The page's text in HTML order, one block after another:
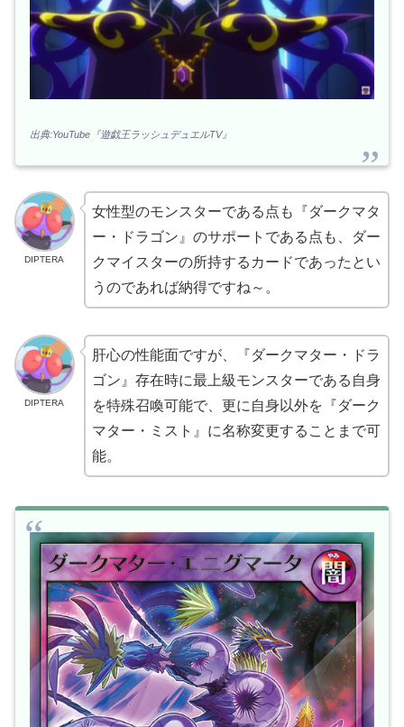
出典:YouTube『遊戯王ラッシュデュエルTV』
DIPTERA
女性型のモンスターである点も『ダークマタ
ー・ドラゴン』のサポートである点も、ダー
クマイスターの所持するカードであったとい
うのであれば納得ですね～。
DIPTERA
肝心の性能面ですが、『ダークマター・ドラ
ゴン』存在時に最上級モンスターである自身
を特殊召喚可能で、更に自身以外を『ダーク
マター・ミスト』に名称変更することまで可
能。